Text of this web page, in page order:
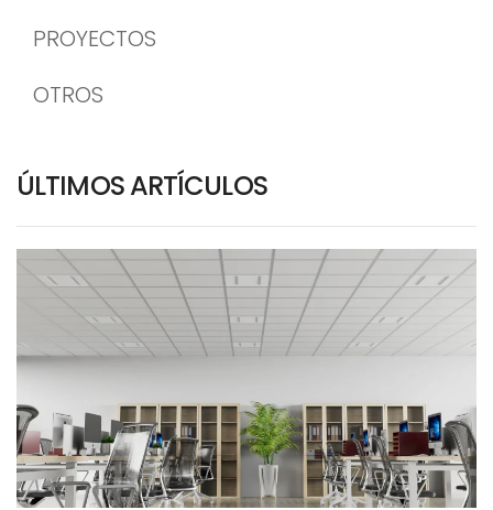
PROYECTOS
OTROS
ÚLTIMOS ARTÍCULOS